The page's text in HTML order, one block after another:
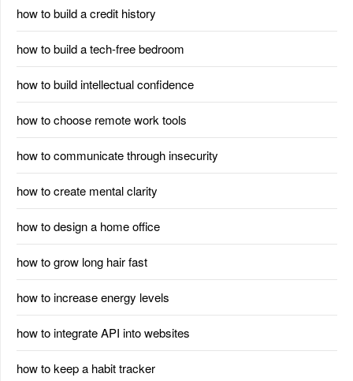
how to build a credit history
how to build a tech-free bedroom
how to build intellectual confidence
how to choose remote work tools
how to communicate through insecurity
how to create mental clarity
how to design a home office
how to grow long hair fast
how to increase energy levels
how to integrate API into websites
how to keep a habit tracker